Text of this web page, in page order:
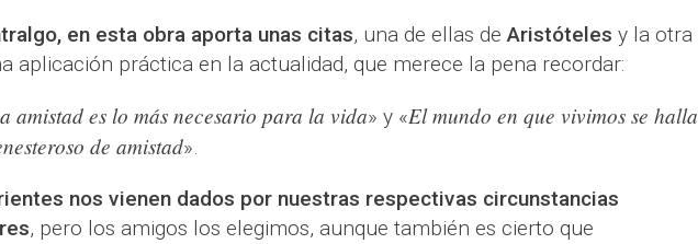
en esta obra aporta unas citas, una de ellas deAristóteles y la otra
aplicación práctica en la actualidad, que merece la pena recordar:
amistad es lo más necesario para la vida» y «El mundo en que vivimos se halla
de amistad».
nos vienen dados por nuestras respectivas circunstancias
, pero los amigos los elegimos, aunque también es cierto que